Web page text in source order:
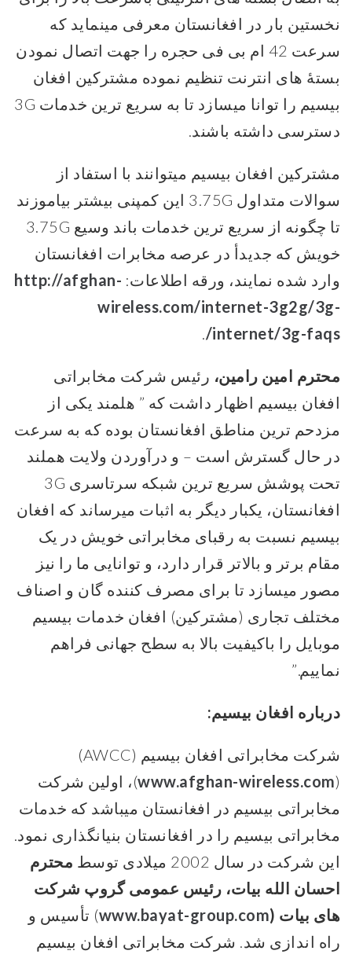
نخستین بار در افغانستان معرفی مینماید که
سرعت 42 ام بی فی حجره را جهت اتصال نمودن
بستۀ های انترنت تنظیم نموده مشترکین افغان
بیسیم را توانا میسازد تا به سریع ترین خدمات 3G
دسترسی داشته باشند.
مشترکین افغان بیسیم میتوانند با استفاد از
سوالات متداول 3.75G این کمپنی بیشتر بیاموزند
تا چگونه از سریع ترین خدمات باند وسیع 3.75G
خویش که جدیدأ در عرصه مخابرات افغانستان
وارد شده نمایند، ورقه اطلاعات: http://afghan-
wireless.com/internet-3g2g/3g-
internet/3g-faqs/
.
محترم امین رامین، رئیس شرکت مخابراتی
افغان بیسیم اظهار داشت که ” هلمند یکی از
مزدحم ترین مناطق افغانستان بوده که به سرعت
در حال گسترش است – و درآوردن ولایت هملند
تحت پوشش سریع ترین شبکه سرتاسری 3G
افغانستان، یکبار دیگر به اثبات میرساند که افغان
بیسیم نسبت به رقبای مخابراتی خویش در یک
مقام برتر و بالاتر قرار دارد، و توانایی ما را نیز
مصور میسازد تا برای مصرف کننده گان و اصناف
مختلف تجاری (مشترکین) افغان خدمات بیسیم
موبایل را باکیفیت بالا به سطح جهانی فراهم
نماییم.”
درباره افغان بیسیم:
شرکت مخابراتی افغان بیسیم (AWCC)
(
www.afghan-wireless.com)، اولین شرکت
مخابراتی بیسیم در افغانستان میباشد که خدمات
مخابراتی بیسیم را در افغانستان بنیانگذاری نمود.
این شرکت در سال 2002 میلادی توسط
محترم
احسان الله بیات، ر ئیس عمومی گروپ شرکت
های بیات (www.bayat-group.com) تأسیس و
راه اندازی شد. شرکت مخابراتی افغان بیسیم